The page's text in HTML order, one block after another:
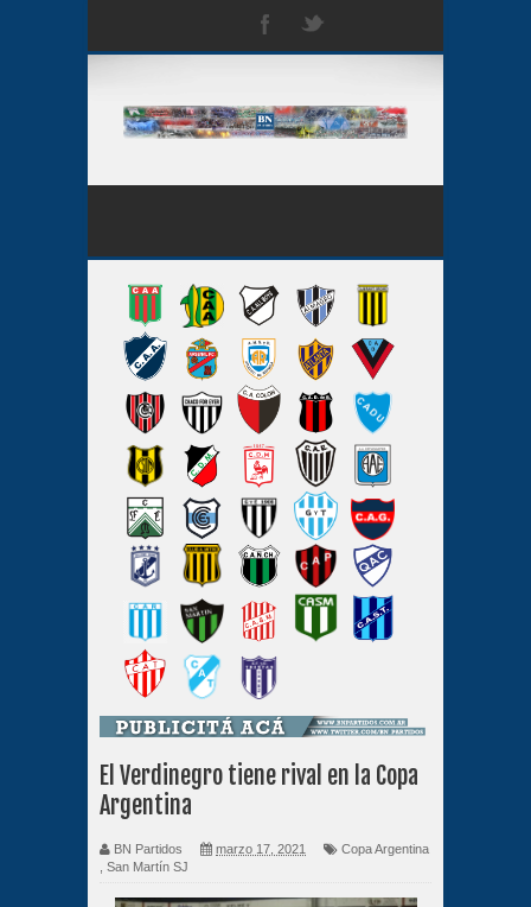
El Verdinegro tiene rival en la Copa
Argentina
BN Partidos marzo 17, 2021
Copa Argentina
San Martín SJ